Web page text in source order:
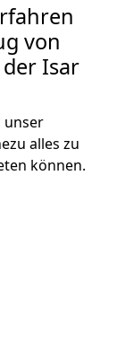
von
Isar
unser
alles zu
können.